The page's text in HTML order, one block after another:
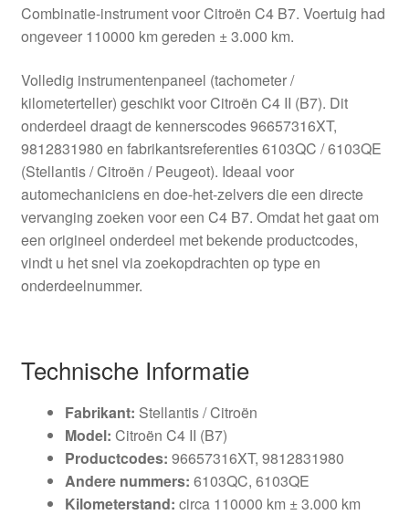
Combinatie-instrument voor Citroën C4 B7. Voertuig had
ongeveer 110000 km gereden ± 3.000 km.
Volledig instrumentenpaneel (tachometer /
kilometerteller) geschikt voor Citroën C4 II (B7). Dit
onderdeel draagt de kennerscodes 96657316XT,
9812831980 en fabrikantsreferenties 6103QC / 6103QE
(Stellantis / Citroën / Peugeot). Ideaal voor
automechaniciens en doe-het-zelvers die een directe
vervanging zoeken voor een C4 B7. Omdat het gaat om
een origineel onderdeel met bekende productcodes,
vindt u het snel via zoekopdrachten op type en
onderdeelnummer.
Technische Informatie
Fabrikant: Stellantis / Citroën
Model: Citroën C4 II (B7)
Productcodes: 96657316XT, 9812831980
Andere nummers: 6103QC, 6103QE
Kilometerstand: circa 110000 km ± 3.000 km